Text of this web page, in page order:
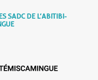
SADC DE L’ABITIBI-